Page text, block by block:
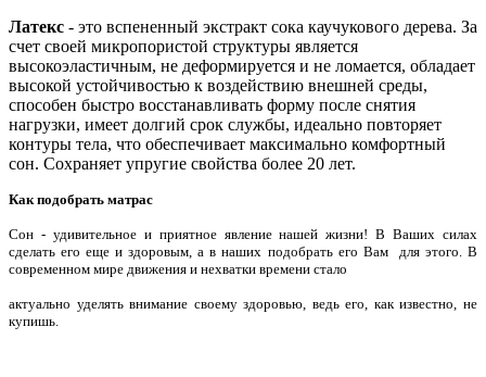
Латекс - это вспененный экстракт сока каучукового дерева. За
счет своей микропористой структуры является
высокоэластичным, не деформируется и не ломается, обладает
высокой устойчивостью к воздействию внешней среды,
способен быстро восстанавливать форму после снятия
нагрузки, имеет долгий срок службы, идеально повторяет
контуры тела, что обеспечивает максимально комфортный
сон. Сохраняет упругие свойства более 20 лет.
Как подобрать матрас
Сон - удивительное и приятное явление нашей жизни! В Ваших силах
сделать его еще и здоровым, а в наших подобрать его Вам для этого. В
современном мире движения и нехватки времени стало
актуально уделять внимание своему здоровью, ведь его, как известно, не
купишь.